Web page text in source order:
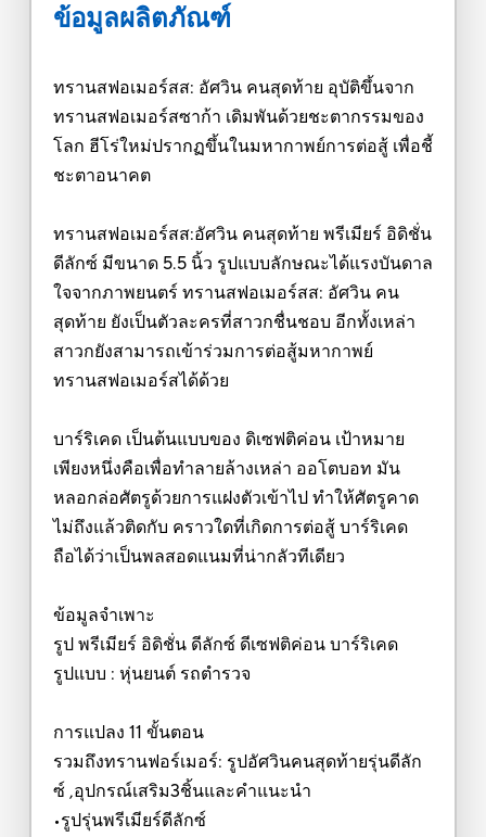
ข้อมูลผลิตภัณฑ์
ทรานสฟอเมอร์สส: อัศวิน คนสุดท้าย อุบัติขึ้นจาก
ทรานสฟอเมอร์สซาก้า เดิมพันด้วยชะตากรรมของ
โลก ฮีโร่ใหม่ปรากฏขึ้นในมหากาพย์การต่อสู้ เพื่อชี้
ชะตาอนาคต
ทรานสฟอเมอร์สส:อัศวิน คนสุดท้าย พรีเมียร์ อิดิชั่น
ดีลักซ์ มีขนาด 5.5 นิ้ว รูปแบบลักษณะได้แรงบันดาล
ใจจากภาพยนตร์ ทรานสฟอเมอร์สส: อัศวิน คน
สุดท้าย ยังเป็นตัวละครที่สาวกชื่นชอบ อีกทั้งเหล่า
สาวกยังสามารถเข้าร่วมการต่อสู้มหากาพย์
ทรานสฟอเมอร์สได้ด้วย
บาร์ริเคด เป็นต้นแบบของ ดิเซฟติค่อน เป้าหมาย
เพียงหนึ่งคือเพื่อทำลายล้างเหล่า ออโตบอท มัน
หลอกล่อศัตรูด้วยการแฝงตัวเข้าไป ทำให้ศัตรูคาด
ไม่ถึงแล้วติดกับ คราวใดที่เกิดการต่อสู้ บาร์ริเคด
ถือได้ว่าเป็นพลสอดแนมที่น่ากลัวทีเดียว
ข้อมูลจำเพาะ
รูป พรีเมียร์ อิดิชั่น ดีลักซ์ ดีเซฟติค่อน บาร์ริเคด
รูปแบบ : หุ่นยนต์ รถตำรวจ
การแปลง 11 ขั้นตอน
รวมถึงทรานฟอร์เมอร์: รูปอัศวินคนสุดท้ายรุ่นดีลัก
ซ์ ,อุปกรณ์เสริม3ชิ้นและคำแนะนำ
•รูปรุ่นพรีเมียร์ดีลักซ์